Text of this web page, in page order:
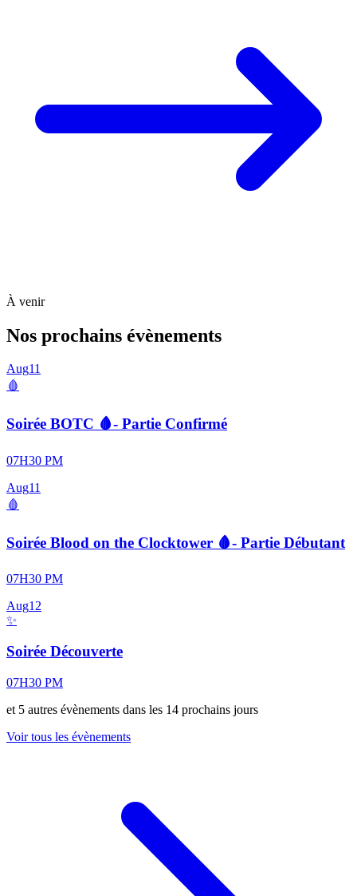
À venir
Nos prochains évènements
Aug11
🩸
Soirée BOTC 🩸- Partie Confirmé
07H30 PM
Aug11
🩸
Soirée Blood on the Clocktower 🩸- Partie Débutant
07H30 PM
Aug12
✨
Soirée Découverte
07H30 PM
et 5 autres évènements dans les 14 prochains jours
Voir tous les évènements